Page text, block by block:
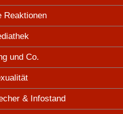
Reaktionen
und Co.
& Infostand